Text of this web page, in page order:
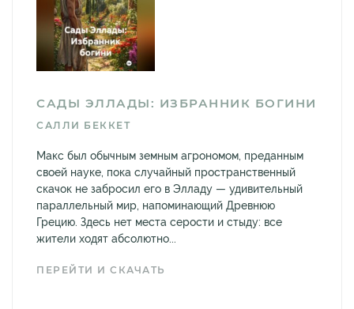
САДЫ ЭЛЛАДЫ: ИЗБРАННИК БОГИНИ
САЛЛИ БЕККЕТ
Макс был обычным земным агрономом, преданным
своей науке, пока случайный пространственный
скачок не забросил его в Элладу — удивительный
параллельный мир, напоминающий Древнюю
Грецию. Здесь нет места серости и стыду: все
жители ходят абсолютно...
ПЕРЕЙТИ И СКАЧАТЬ